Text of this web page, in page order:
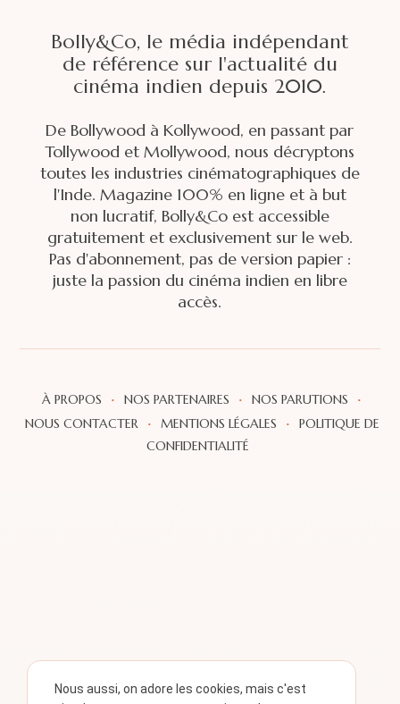
Bolly&Co, le média indépendant
de référence sur l'actualité du
cinéma indien depuis 2010.
De Bollywood à Kollywood, en passant par
Tollywood et Mollywood, nous décryptons
toutes les industries cinématographiques de
l'Inde. Magazine 100% en ligne et à but
non lucratif, Bolly&Co est accessible
gratuitement et exclusivement sur le web.
Pas d'abonnement, pas de version papier :
juste la passion du cinéma indien en libre
accès.
À PROPOS · NOS PARTENAIRES · NOS PARUTIONS ·
NOUS CONTACTER · MENTIONS LÉGALES ·
POLITIQUE DE
CONFIDENTIALITÉ
Nous aussi, on adore les cookies, mais c'est